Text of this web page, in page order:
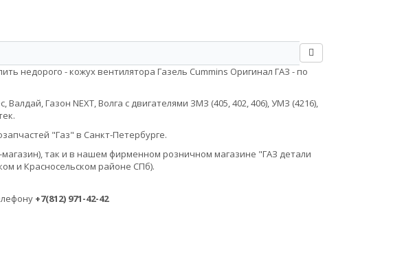
недорого - кожух вентилятора Газель Cummins Оригинал ГАЗ - по
Газон NEXT, Волга с двигателями ЗМЗ (405, 402, 406), УМЗ (4216),
"Газ" в Санкт-Петербурге.
так и в нашем фирменном розничном магазине "ГАЗ детали
и Красносельском районе СПб).
+7(812) 971-42-42